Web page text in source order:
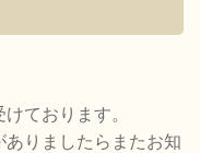
ております。
ありましたらまたお知